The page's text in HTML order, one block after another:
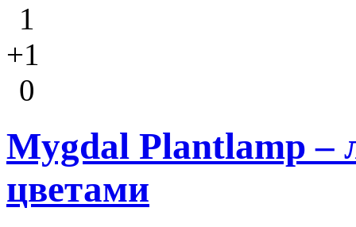
1
+1
0
Mygdal Plantlamp
цветами